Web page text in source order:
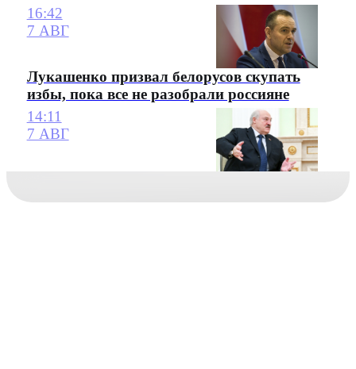
16:42
7 АВГ
Лукашенко призвал белорусов скупать
избы, пока все не разобрали россияне
14:11
7 АВГ